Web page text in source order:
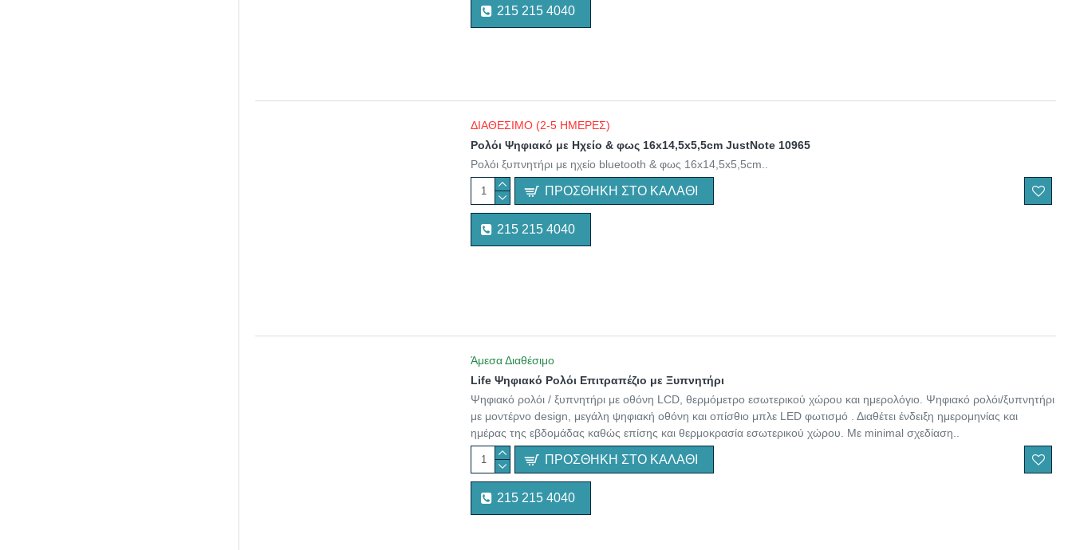
215 215 4040
ΔΙΑΘΕΣΙΜΟ (2-5 ΗΜΕΡΕΣ)
Ρολόι Ψηφιακό με Ηχείο & φως 16x14,5x5,5cm JustNote 10965
Ρολόι ξυπνητήρι με ηχείο bluetooth & φως 16x14,5x5,5cm..
ΠΡΟΣΘΉΚΗ ΣΤΟ ΚΑΛΆΘΙ
215 215 4040
Άμεσα Διαθέσιμο
Life Ψηφιακό Ρολόι Επιτραπέζιο με Ξυπνητήρι
Ψηφιακό ρολόι / ξυπνητήρι με οθόνη LCD, θερμόμετρο εσωτερικού χώρου και ημερολόγιο. Ψηφιακό ρολόι/ξυπνητήρι
με μοντέρνο design, μεγάλη ψηφιακή οθόνη και οπίσθιο μπλε LED φωτισμό . Διαθέτει ένδειξη ημερομηνίας και
ημέρας της εβδομάδας καθώς επίσης και θερμοκρασία εσωτερικού χώρου. Με minimal σχεδίαση..
ΠΡΟΣΘΉΚΗ ΣΤΟ ΚΑΛΆΘΙ
215 215 4040